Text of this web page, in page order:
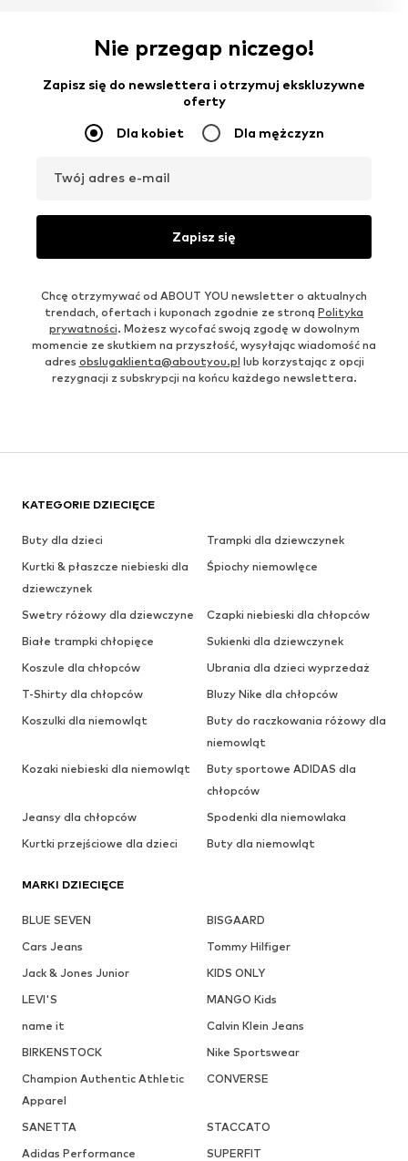
Nie przegap niczego!
Zapisz się do newslettera i otrzymuj ekskluzywne
oferty
Dla kobiet Dla mężczyzn
Twój adres e-mail
Zapisz się
Chcę otrzymywać od ABOUT YOU newsletter o aktualnych
trendach, ofertach i kuponach zgodnie ze stroną Polityka
prywatności. Możesz wycofać swoją zgodę w dowolnym
momencie ze skutkiem na przyszłość, wysyłając wiadomość na
adres obslugaklienta@aboutyou.pl lub korzystając z opcji
rezygnacji z subskrypcji na końcu każdego newslettera.
KATEGORIE DZIECIĘCE
Buty dla dzieci
Trampki dla dziewczynek
Kurtki & płaszcze niebieski dla
dziewczynek
Śpiochy niemowlęce
Swetry różowy dla dziewczyne
Czapki niebieski dla chłopców
Białe trampki chłopięce
Sukienki dla dziewczynek
Koszule dla chłopców
Ubrania dla dzieci wyprzedaż
T-Shirty dla chłopców
Bluzy Nike dla chłopców
Koszulki dla niemowląt
Buty do raczkowania różowy dla
niemowląt
Kozaki niebieski dla niemowląt
Buty sportowe ADIDAS dla
chłopców
Jeansy dla chłopców
Spodenki dla niemowlaka
Kurtki przejściowe dla dzieci
Buty dla niemowląt
MARKI DZIECIĘCE
BLUE SEVEN
BISGAARD
Cars Jeans
Tommy Hilfiger
Jack & Jones Junior
KIDS ONLY
LEVI'S
MANGO Kids
name it
Calvin Klein Jeans
BIRKENSTOCK
Nike Sportswear
Champion Authentic Athletic
Apparel
CONVERSE
SANETTA
STACCATO
Adidas Performance
SUPERFIT